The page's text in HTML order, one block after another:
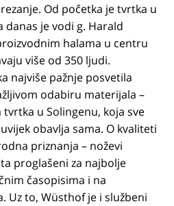
Od početka je tvrtka u
je vodi g. Harald
halama u centru
više od 350 ljudi.
najviše pažnje posvetila
odabiru materijala –
u Solingenu, koja sve
obavlja sama. O kvaliteti
priznanja – noževi
proglašeni za najbolje
časopisima i na
Uz to, Wüsthof je i službeni